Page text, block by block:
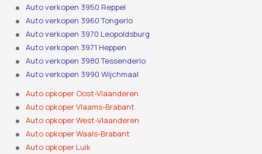
Auto verkopen 3950 Reppel
Auto verkopen 3960 Tongerlo
Auto verkopen 3970 Leopoldsburg
Auto verkopen 3971 Heppen
Auto verkopen 3980 Tessenderlo
Auto verkopen 3990 Wijchmaal
Auto opkoper Oost-Vlaanderen
Auto opkoper Vlaams-Brabant
Auto opkoper West-Vlaanderen
Auto opkoper Waals-Brabant
Auto opkoper Luik